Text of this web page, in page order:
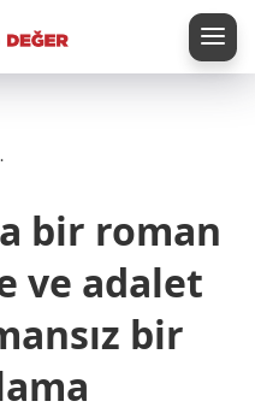
bir roman
ve adalet
bir